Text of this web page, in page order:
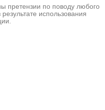
претензии по поводу любого
использования